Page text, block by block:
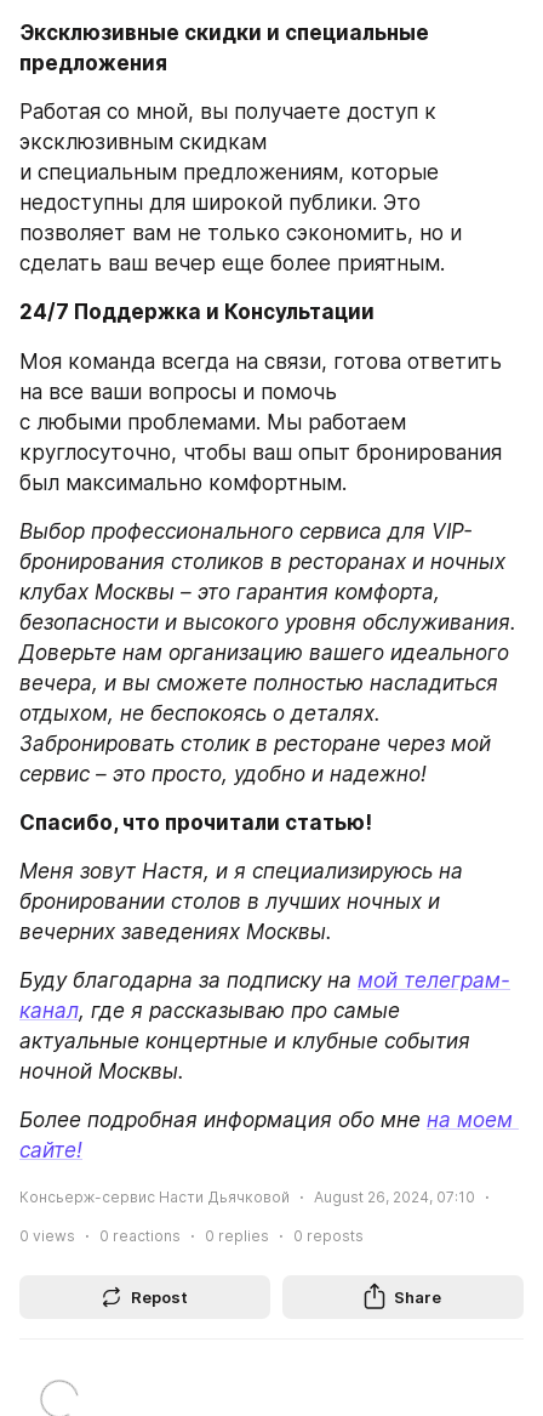
Эксклюзивные скидки и специальные
предложения
Работая со мной, вы получаете доступ к
эксклюзивным скидкам
и специальным предложениям, которые
недоступны для широкой публики. Это
позволяет вам не только сэкономить, но и
сделать ваш вечер еще более приятным.
24/7 Поддержка и Консультации
Моя команда всегда на связи, готова ответить
на все ваши вопросы и помочь
с любыми проблемами. Мы работаем
круглосуточно, чтобы ваш опыт бронирования
был максимально комфортным.
Выбор профессионального сервиса для VIP-
бронирования столиков в ресторанах и ночных
клубах Москвы – это гарантия комфорта,
безопасности и высокого уровня обслуживания.
Доверьте нам организацию вашего идеального
вечера, и вы сможете полностью насладиться
отдыхом, не беспокоясь о деталях.
Забронировать столик в ресторане через мой
сервис – это просто, удобно и надежно!
Спасибо, что прочитали статью!
Меня зовут Настя, и я специализируюсь на
бронировании столов в лучших ночных и
вечерних заведениях Москвы.
Буду благодарна за подписку на мой телеграм-
канал, где я рассказываю про самые
актуальные концертные и клубные события
ночной Москвы.
Более подробная информация обо мне на моем
сайте!
Консьерж-сервис Насти Дьячковой August 26, 2024, 07:10
0 views 0 reactions 0 replies 0 reposts
Repost Share